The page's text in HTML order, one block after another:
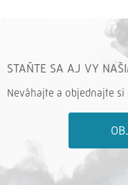
STAŇTE SA AJ VY
Neváhajte a objednajte